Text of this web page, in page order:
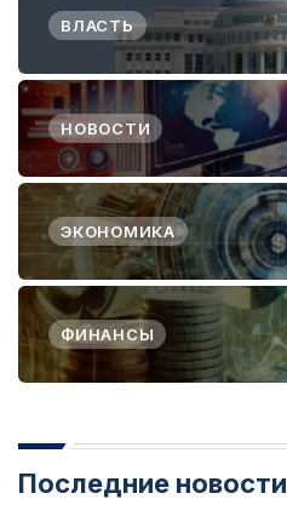
ВЛАСТЬ
НОВОСТИ
ЭКОНОМИКА
ФИНАНСЫ
Последние новости